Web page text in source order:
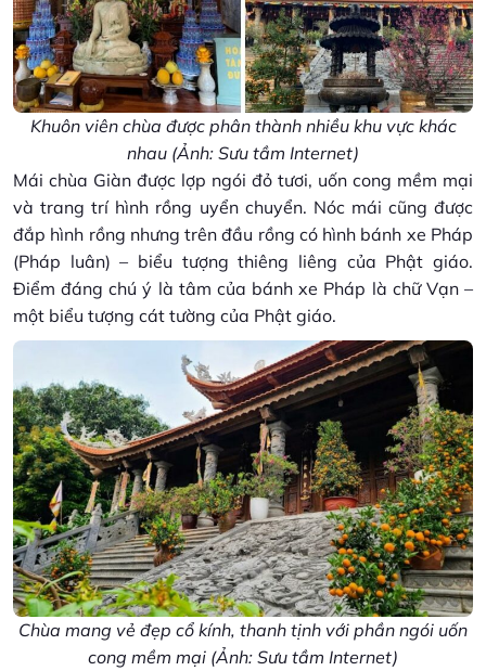
Khuôn viên chùa được phân thành nhiều khu vực khác
nhau (Ảnh: Sưu tầm Internet)
Mái chùa Giàn được lợp ngói đỏ tươi, uốn cong mềm mại
và trang trí hình rồng uyển chuyển. Nóc mái cũng được
đắp hình rồng nhưng trên đầu rồng có hình bánh xe Pháp
(Pháp luân) – biểu tượng thiêng liêng của Phật giáo.
Điểm đáng chú ý là tâm của bánh xe Pháp là chữ Vạn –
một biểu tượng cát tường của Phật giáo.
Chùa mang vẻ đẹp cổ kính, thanh tịnh với phần ngói uốn
cong mềm mại (Ảnh: Sưu tầm Internet)